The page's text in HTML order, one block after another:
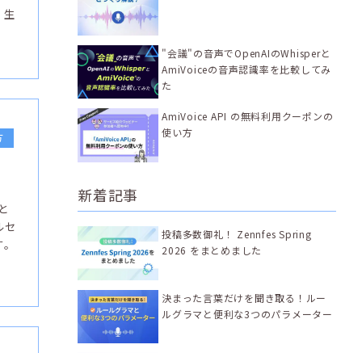
"会議"の音声でOpenAIのWhisperと
AmiVoiceの音声認識率を比較してみ
た
AmiVoice API の無料利用クーポンの
使い方
新着記事
投稿多数御礼！ Zennfes Spring
2026 をまとめました
決まった言葉だけを聞き取る！ルー
ルグラマと便利な3つのパラメーター